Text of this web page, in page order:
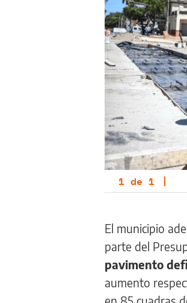
1 de 1 |
El municipio
parte del
pavimento
aumento